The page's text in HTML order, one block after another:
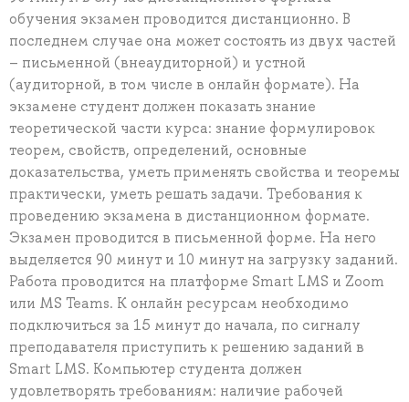
обучения экзамен проводится дистанционно. В
последнем случае она может состоять из двух частей
– письменной (внеаудиторной) и устной
(аудиторной, в том числе в онлайн формате). На
экзамене студент должен показать знание
теоретической части курса: знание формулировок
теорем, свойств, определений, основные
доказательства, уметь применять свойства и теоремы
практически, уметь решать задачи. Требования к
проведению экзамена в дистанционном формате.
Экзамен проводится в письменной форме. На него
выделяется 90 минут и 10 минут на загрузку заданий.
Работа проводится на платформе Smart LMS и Zoom
или MS Teams. К онлайн ресурсам необходимо
подключиться за 15 минут до начала, по сигналу
преподавателя приступить к решению заданий в
Smart LMS. Компьютер студента должен
удовлетворять требованиям: наличие рабочей